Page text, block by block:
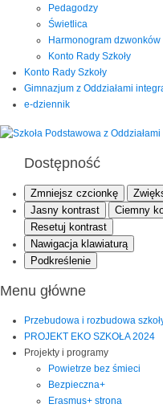
Pedagodzy
Świetlica
Harmonogram dzwonków
Konto Rady Szkoły
Konto Rady Szkoły
Gimnazjum z Oddziałami
e-dziennik
Dostępność
Zmniejsz czcionkę
Jasny kontrast
Ciemny
Resetuj kontrast
Nawigacja klawiaturą
Podkreślenie
Menu główne
Przebudowa i rozbudowa
PROJEKT EKO SZKOŁA 2024
Projekty i programy
Powietrze bez śmieci
Bezpieczna+
Erasmus+ strona